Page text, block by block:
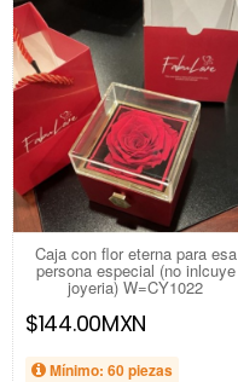
Caja con flor eterna para esa
persona especial (no inlcuye
joyeria) W=CY1022
$144.00MXN
Mínimo: 60 piezas